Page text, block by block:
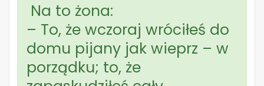
Na to żona:
– To, że wczoraj wróciłeś do
domu pijany jak wieprz – w
porządku; to, że